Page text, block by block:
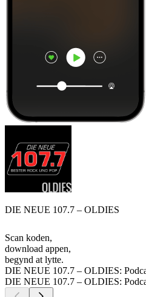
DIE NEUE 107.7 – OLDIES
Scan koden,
download appen,
begynd at lytte.
DIE NEUE 107.7 – OLDIES:
DIE NEUE 107.7 – OLDIES: